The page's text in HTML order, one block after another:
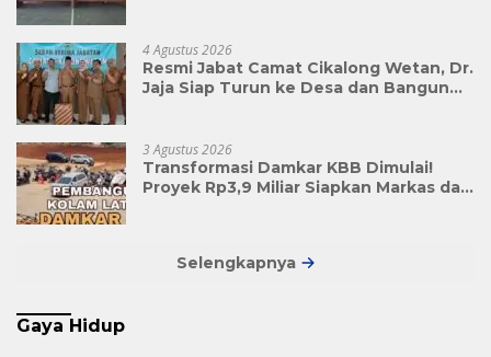
4 Agustus 2026
Resmi Jabat Camat Cikalong Wetan, Dr.
Jaja Siap Turun ke Desa dan Bangun
3 Agustus 2026
Transformasi Damkar KBB Dimulai!
Proyek Rp3,9 Miliar Siapkan Markas dan
Selengkapnya
Gaya Hidup